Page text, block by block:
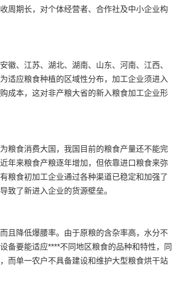
周期长，对个体经营者、合作社及中小企业构
徽、江苏、湖北、湖南、山东、河南、江西、
适应粮食种植的区域性分布，加工企业须进入
成本，这对非产粮大省的新入粮食加工企业形
粮食消费大国，我国目前的粮食产量还不能完
年来粮食产粮逐年增加，但依靠进口粮食来弥
粮食初加工企业通过各种渠道已稳定和加强了
致了新进入企业的货源壁垒。
且降低爆腰率。由于原粮的含杂率高，水分不
备要能适应****不同地区粮食的品种和特性，同
而单一农户不具备建设和维护大型粮食烘干站